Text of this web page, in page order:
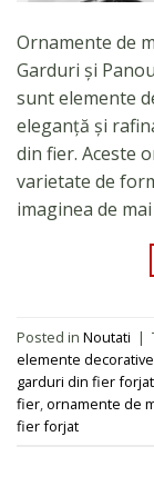
Ornamente de
Garduri și
sunt elemente
eleganță și
din fier. Aceste
varietate de
imaginea de
Posted in Noutati |
elemente
garduri din fier forjat
fier,ornamente de
fier forjat